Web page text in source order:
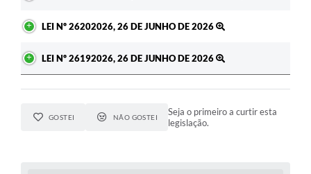
LEI Nº 26202026, 26 DE JUNHO DE 2026
LEI Nº 26192026, 26 DE JUNHO DE 2026
GOSTEI NÃO GOSTEI
Seja o primeiro a curtir esta
legislação.